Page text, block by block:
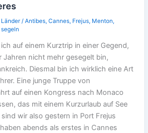
/ Antibes, Cannes, Frejus, Menton,
segeln
auf einem Kurztrip in einer Gegend,
Jahren nicht mehr gesegelt bin,
Diesmal bin ich wirklich eine Art
Eine junge Truppe von
auf einen Kongress nach Monaco
das mit einem Kurzurlaub auf See
wir also gestern in Port Frejus
abends als erstes in Cannes